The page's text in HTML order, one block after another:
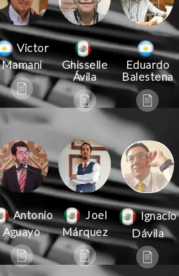
Victor
Mamani
Ghisselle
Ávila
Eduardo
Balestena
Antonio
Aguayo
Joel
Márquez
Ignacio
Dávila